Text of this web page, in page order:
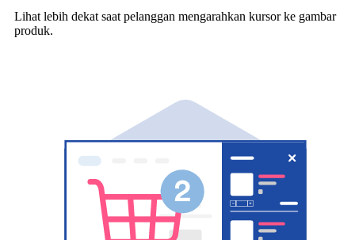
Lihat lebih dekat saat pelanggan mengarahkan kursor ke gambar
produk.